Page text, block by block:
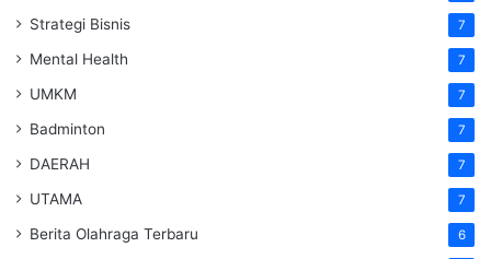
Strategi Bisnis 7
Mental Health 7
UMKM 7
Badminton 7
DAERAH 7
UTAMA 7
Berita Olahraga Terbaru 6